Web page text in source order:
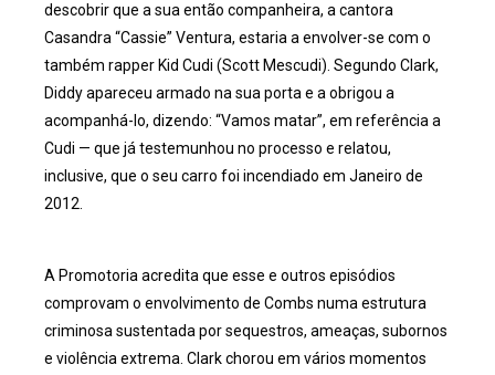
descobrir que a sua então companheira, a cantora
Casandra “Cassie” Ventura, estaria a envolver-se com o
também rapper Kid Cudi (Scott Mescudi). Segundo Clark,
Diddy apareceu armado na sua porta e a obrigou a
acompanhá-lo, dizendo: “Vamos matar”, em referência a
Cudi — que já testemunhou no processo e relatou,
inclusive, que o seu carro foi incendiado em Janeiro de
2012.
A Promotoria acredita que esse e outros episódios
comprovam o envolvimento de Combs numa estrutura
criminosa sustentada por sequestros, ameaças, subornos
e violência extrema. Clark chorou em vários momentos